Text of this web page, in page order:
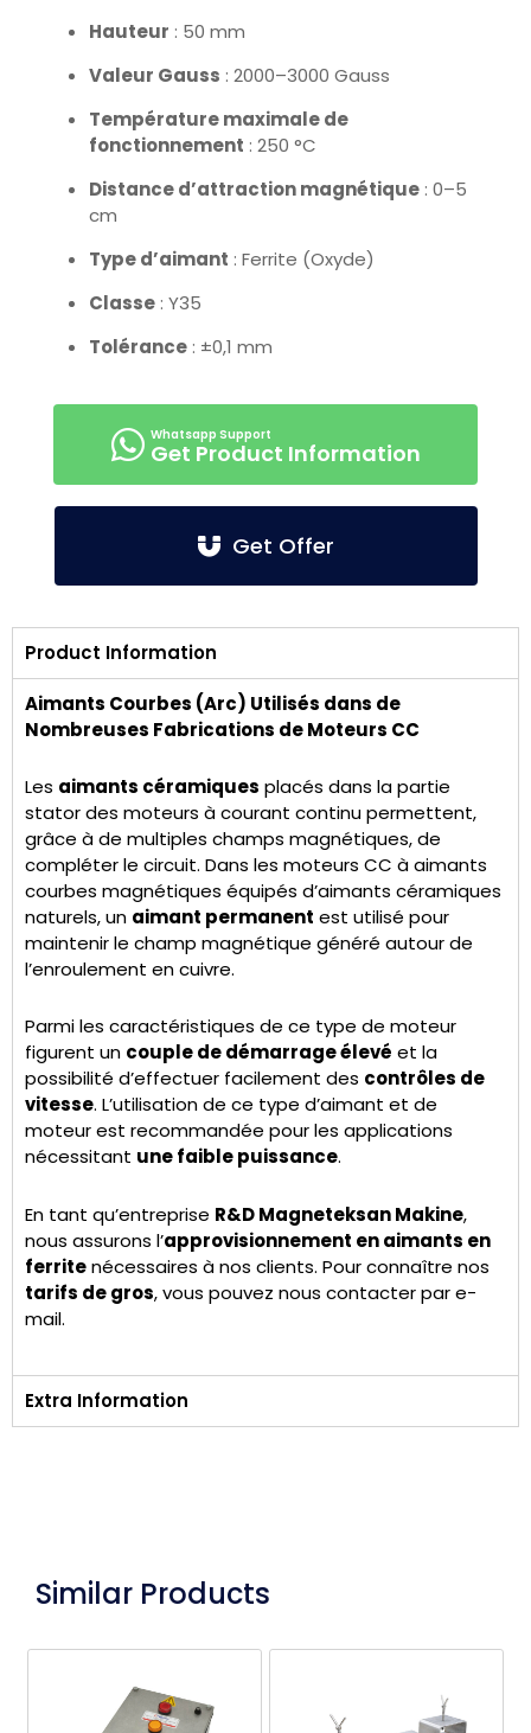
Hauteur : 50 mm
Valeur Gauss : 2000–3000 Gauss
Température maximale de
fonctionnement : 250 °C
Distance d’attraction magnétique : 0–5
cm
Type d’aimant : Ferrite (Oxyde)
Classe : Y35
Tolérance : ±0,1 mm
Get Product Information
Get Offer
Product Information
Aimants Courbes (Arc) Utilisés dans de
Nombreuses Fabrications de Moteurs CC
Les aimants céramiques placés dans la partie
stator des moteurs à courant continu permettent,
grâce à de multiples champs magnétiques, de
compléter le circuit. Dans les moteurs CC à aimants
courbes magnétiques équipés d’aimants céramiques
naturels, un aimant permanent est utilisé pour
maintenir le champ magnétique généré autour de
l’enroulement en cuivre.
Parmi les caractéristiques de ce type de moteur
figurent un couple de démarrage élevé et la
possibilité d’effectuer facilement des contrôles de
vitesse. L’utilisation de ce type d’aimant et de
moteur est recommandée pour les applications
nécessitant une faible puissance.
En tant qu’entreprise R&D Magneteksan Makine,
nous assurons l’approvisionnement en aimants en
ferritenécessaires à nos clients. Pour connaître nos
tarifs de gros, vous pouvez nous contacter par e-
mail.
Extra Information
Similar Products